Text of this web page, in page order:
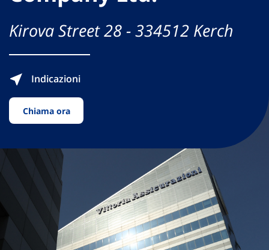
Kirova Street 28 - 334512 Kerch
Indicazioni
Chiama ora